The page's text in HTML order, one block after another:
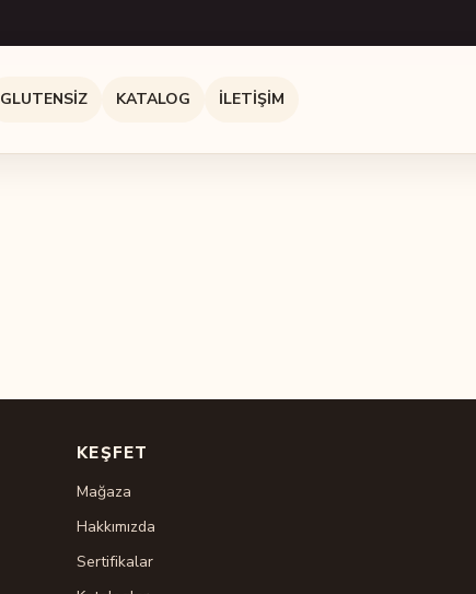
GLUTENSIZ KATALOG İLETIŞIM
KEŞFET
Mağaza
Hakkımızda
Sertifikalar